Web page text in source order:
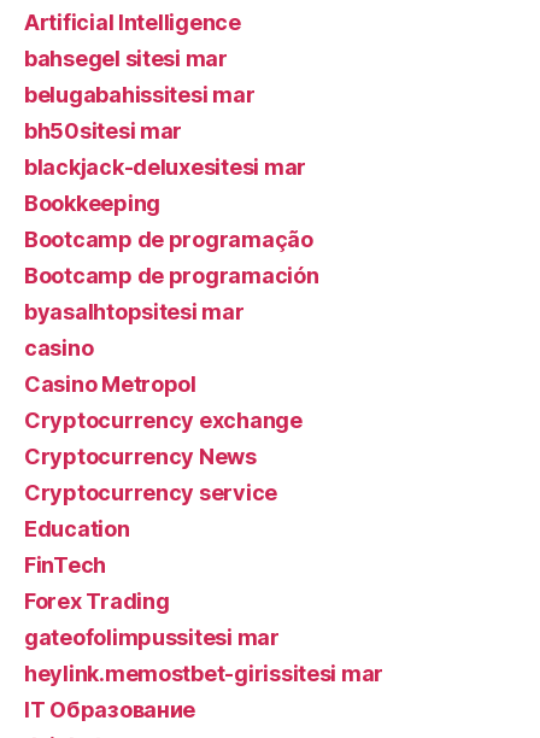
Artificial Intelligence
bahsegel sitesi mar
belugabahissitesi mar
bh50sitesi mar
blackjack-deluxesitesi mar
Bookkeeping
Bootcamp de programação
Bootcamp de programación
byasalhtopsitesi mar
casino
Casino Metropol
Cryptocurrency exchange
Cryptocurrency News
Cryptocurrency service
Education
FinTech
Forex Trading
gateofolimpussitesi mar
heylink.memostbet-girissitesi mar
IT Образование